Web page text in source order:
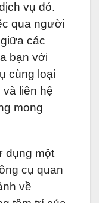
vụ đó.
qua người
các
bạn với
cùng loại
liên hệ
mong
dụng một
cụ quan
về